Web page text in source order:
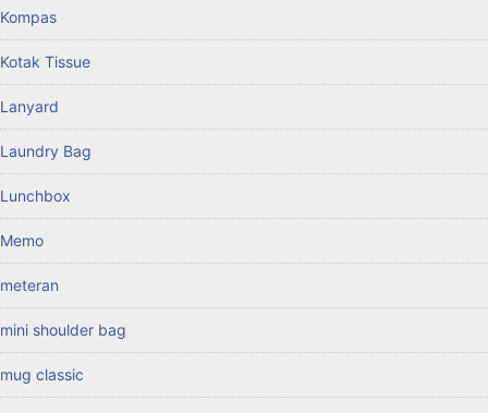
Kompas
Kotak Tissue
Lanyard
Laundry Bag
Lunchbox
Memo
meteran
mini shoulder bag
mug classic